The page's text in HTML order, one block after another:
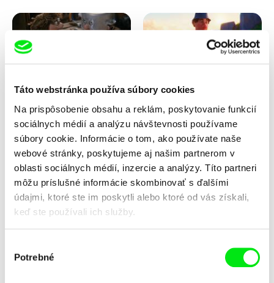
Táto webstránka používa súbory cookies
Na prispôsobenie obsahu a reklám, poskytovanie funkcií
sociálnych médií a analýzu návštevnosti používame
súbory cookie. Informácie o tom, ako používate naše
webové stránky, poskytujeme aj našim partnerom v
oblasti sociálnych médií, inzercie a analýzy. Títo partneri
môžu príslušné informácie skombinovať s ďalšími
údajmi, ktoré ste im poskytli alebo ktoré od vás získali,
keď ste používali ich služby.
súhlasu
Potrebné
Vladimír Pikalík
Jožinkovo vesmírne
dobrodružstvo
Solène Bosseboeuf, Flore
Dechorgnat, Tiphaine Klein,
Auguste Lefort, Antoine Rossi
Kajak
Sarah Joy Jungen, Karsten